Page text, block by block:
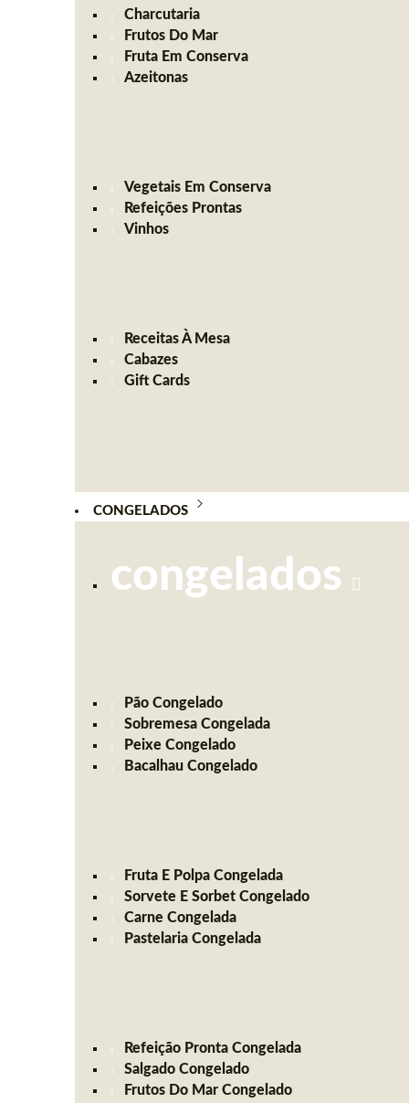
Charcutaria
Frutos Do Mar
Fruta Em Conserva
Azeitonas
Vegetais Em Conserva
Refeições Prontas
Vinhos
Receitas À Mesa
Cabazes
Gift Cards
CONGELADOS
congelados
Pão Congelado
Sobremesa Congelada
Peixe Congelado
Bacalhau Congelado
Fruta E Polpa Congelada
Sorvete E Sorbet Congelado
Carne Congelada
Pastelaria Congelada
Refeição Pronta Congelada
Salgado Congelado
Frutos Do Mar Congelado